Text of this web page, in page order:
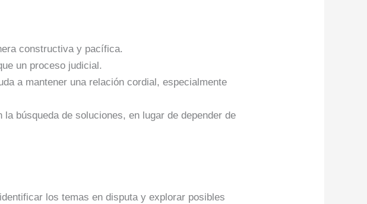
constructiva y pacífica.
un proceso judicial.
a mantener una relación cordial, especialmente
búsqueda de soluciones, en lugar de depender de
los temas en disputa y explorar posibles